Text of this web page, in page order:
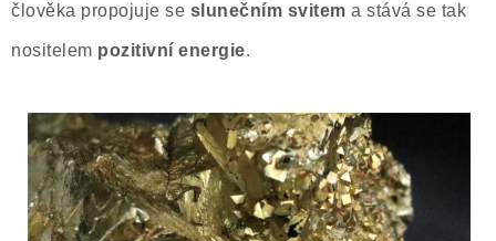
člověka propojuje se slunečním svitem a stává se tak
nositelem pozitivní energie.